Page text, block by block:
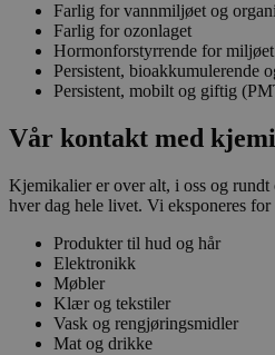
Farlig for vannmiljøet og
Farlig for ozonlaget
Hormonforstyrrende for miljøet
Persistent, bioakkumulerende
Persistent, mobilt og giftig
Vår kontakt med
Kjemikalier er over alt, i oss og
hver dag hele livet. Vi eksponeres for
Produkter til hud og hår
Elektronikk
Møbler
Klær og tekstiler
Vask og rengjøringsmidler
Mat og drikke